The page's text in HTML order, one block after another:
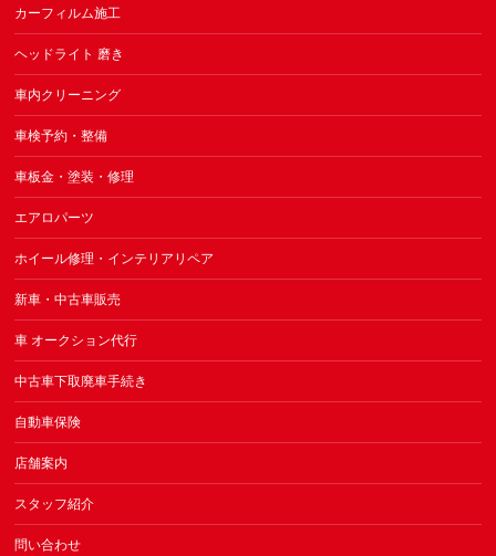
カーフィルム施工
ヘッドライト 磨き
車内クリーニング
車検予約・整備
車板金・塗装・修理
エアロパーツ
ホイール修理・インテリアリペア
新車・中古車販売
車 オークション代行
中古車下取廃車手続き
自動車保険
店舗案内
スタッフ紹介
問い合わせ